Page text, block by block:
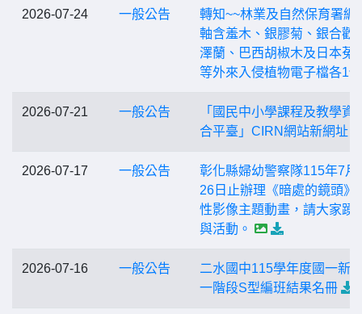
2026-07-24 一般公告
轉知~~林業及自然保育署編
軸含羞木、銀膠菊、銀合歡
澤蘭、巴西胡椒木及日本菟
等外來入侵植物電子檔各1份
2026-07-21 一般公告
「國民中小學課程及教學資
合平臺」CIRN網站新網址
2026-07-17 一般公告
彰化縣婦幼警察隊115年7月
26日止辦理《暗處的鏡頭》
性影像主題動畫，請大家踴
與活動。
2026-07-16 一般公告
二水國中115學年度國一新
一階段S型編班結果名冊